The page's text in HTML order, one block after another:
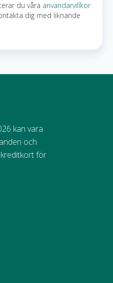
du våra användarvillkor
dig med liknande
kan vara
och
för